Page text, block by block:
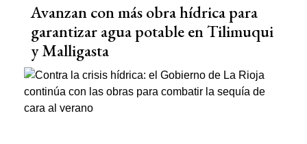
Avanzan con más obra hídrica para
garantizar agua potable en Tilimuqui
y Malligasta